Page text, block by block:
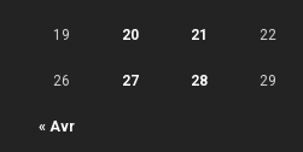
« Avr
19 20 21 22
26 27 28 29